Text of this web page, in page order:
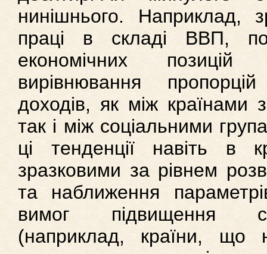
нинішнього. Наприклад,
праці в складі ВВП,
економічних позицій
вирівнювання
доходів, як між країнами
так і між соціальними
ці тенденції навіть в
зразковими за рівнем
та наближення
вимог підвищення
(наприклад, країни,